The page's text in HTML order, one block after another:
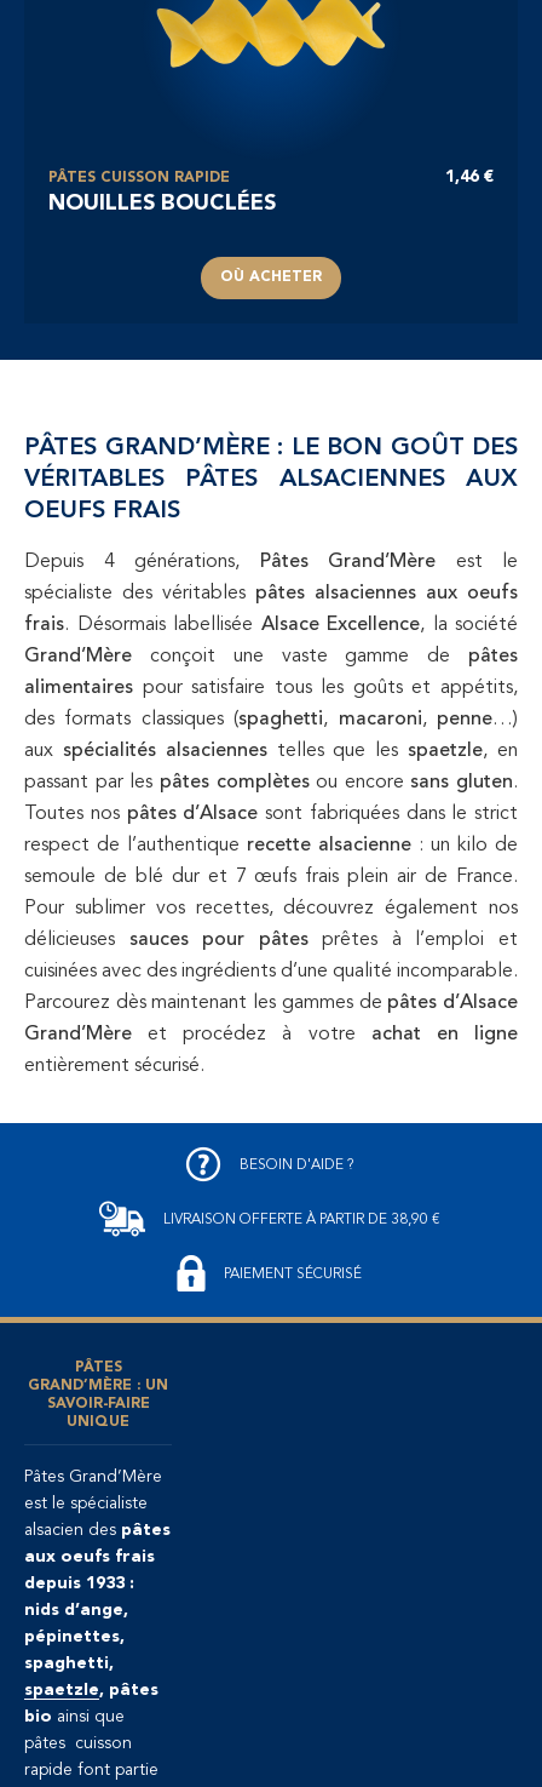
PÂTES CUISSON RAPIDE 1,46 €
NOUILLES BOUCLÉES
OÙ ACHETER
PÂTES GRAND’MÈRE : LE BON GOÛT DES
VÉRITABLES PÂTES ALSACIENNES AUX
OEUFS FRAIS
Depuis 4 générations, Pâtes Grand’Mère est le
spécialiste des véritables pâtes alsaciennes aux oeufs
frais. Désormais labellisée Alsace Excellence, la société
Grand’Mère conçoit une vaste gamme de pâtes
alimentaires pour satisfaire tous les goûts et appétits,
des formats classiques (spaghetti, macaroni, penne…)
aux spécialités alsaciennestelles que les spaetzle, en
passant par les pâtes complètesou encore sans gluten.
Toutes nos pâtes d’Alsace sont fabriquées dans le strict
respect de l’authentique recette alsacienne : un kilo de
semoule de blé dur et 7 œufs frais plein air de France.
Pour sublimer vos recettes, découvrez également nos
délicieuses sauces pour pâtesprêtes à l’emploi et
cuisinées avec des ingrédients d’une qualité incomparable.
Parcourez dès maintenant les gammes de pâtes d’Alsace
Grand’Mère et procédez à votre achat en ligne
entièrement sécurisé.
BESOIN D'AIDE ?
LIVRAISON OFFERTE À PARTIR DE 38,90 €
PAIEMENT SÉCURISÉ
PÂTES
GRAND’MÈRE : UN
SAVOIR-FAIRE
UNIQUE
Pâtes Grand’Mère
est le spécialiste
alsacien des pâtes
aux oeufs frais
depuis 1933 :
nids d’ange,
pépinettes,
spaghetti,
spaetzle, pâtes
bio ainsi que
pâtes cuisson
rapide font partie